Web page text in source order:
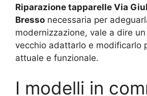
Riparazione tapparelle Via
Bresso necessaria per
modernizzazione, vale a dire
vecchio adattarlo e modificarlo
attuale e funzionale.
I modelli in